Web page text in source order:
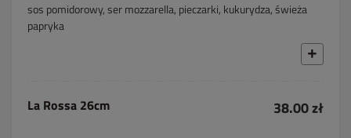
sos pomidorowy, ser mozzarella, pieczarki, kukurydza, świeża
papryka
La Rossa 26cm 38.00 zł